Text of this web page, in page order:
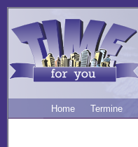
Home Termine